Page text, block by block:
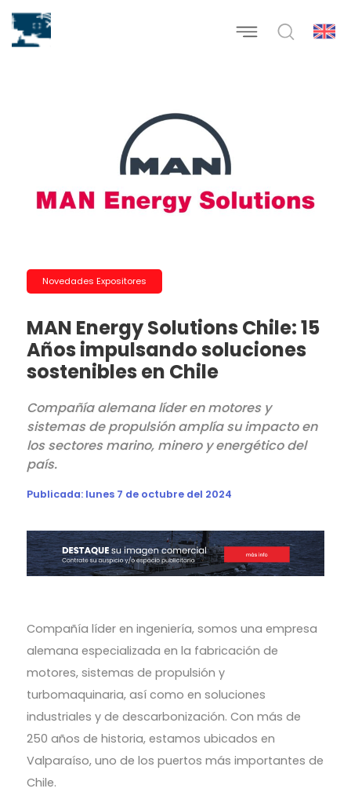
Novedades Expositores
MAN Energy Solutions Chile: 15
Años impulsando soluciones
sostenibles en Chile
Compañía alemana líder en motores y
sistemas de propulsión amplía su impacto en
los sectores marino, minero y energético del
país.
Publicada: lunes 7 de octubre del 2024
Compañía líder en ingeniería, somos una empresa
alemana especializada en la fabricación de
motores, sistemas de propulsión y
turbomaquinaria, así como en soluciones
industriales y de descarbonización. Con más de
250 años de historia, estamos ubicados en
Valparaíso, uno de los puertos más importantes de
Chile.